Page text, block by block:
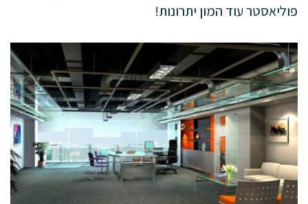
פוליאסטר עוד המון יתרונות!